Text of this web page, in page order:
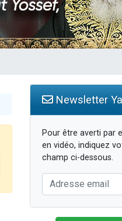
Newsletter
Pour être averti par
en vidéo, indiquez
champ ci-dessous.